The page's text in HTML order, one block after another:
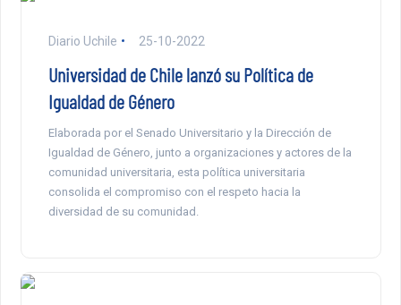
Diario Uchile 25-10-2022
Universidad de Chile lanzó su Política de
Igualdad de Género
Elaborada por el Senado Universitario y la Dirección de
Igualdad de Género, junto a organizaciones y actores de la
comunidad universitaria, esta política universitaria
consolida el compromiso con el respeto hacia la
diversidad de su comunidad.